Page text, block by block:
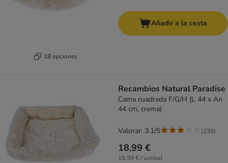
18 opciones
Añadir a la cesta
Recambios Natural Paradise
Cama cuadrada F/G/H (L 44 x An
44 cm, crema)
18,99 €
18,99 € / unidad
Valorar: 3.1/5 (236)